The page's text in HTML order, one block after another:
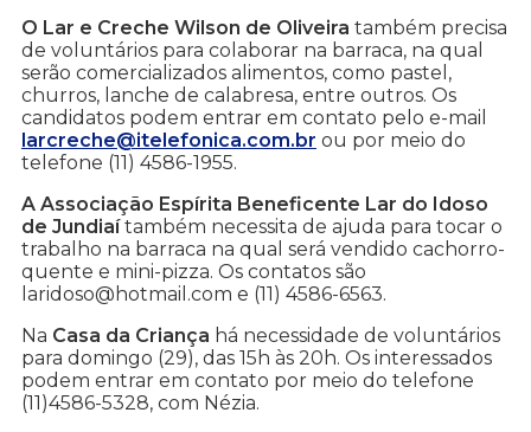
O Lar e Creche Wilson de Oliveira também precisa
de voluntários para colaborar na barraca, na qual
serão comercializados alimentos, como pastel,
churros, lanche de calabresa, entre outros. Os
candidatos podem entrar em contato pelo e-mail
larcreche@itelefonica.com.br ou por meio do
telefone (11) 4586-1955.
A Associação Espírita Beneficente Lar do Idoso
de Jundiaítambém necessita de ajuda para tocar o
trabalho na barraca na qual será vendido cachorro-
quente e mini-pizza. Os contatos são
laridoso@hotmail.com e (11) 4586-6563.
Na Casa da Criança há necessidade de voluntários
para domingo (29), das 15h às 20h. Os interessados
podem entrar em contato por meio do telefone
(11)4586-5328, com Nézia.